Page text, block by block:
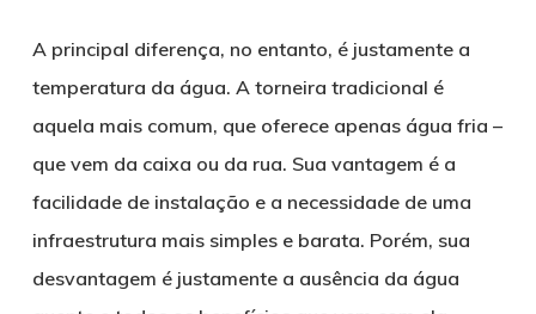
A principal diferença, no entanto, é justamente a
temperatura da água. A torneira tradicional é
aquela mais comum, que oferece apenas água fria –
que vem da caixa ou da rua. Sua vantagem é a
facilidade de instalação e a necessidade de uma
infraestrutura mais simples e barata. Porém, sua
desvantagem é justamente a ausência da água